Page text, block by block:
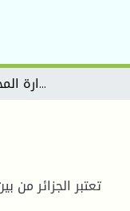
دور الإدارة المحلیة في حمایة البیئة
تعتبر الجزائر